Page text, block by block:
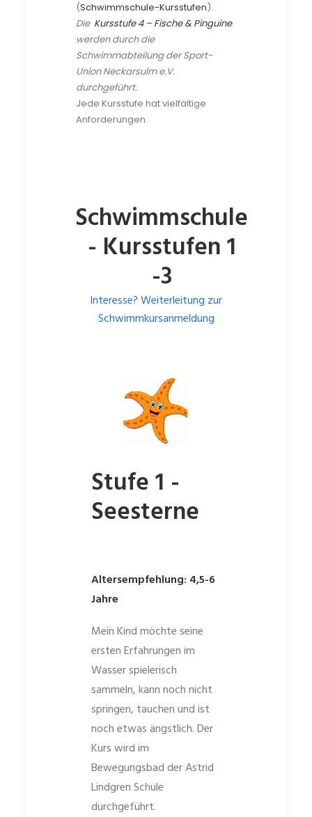
(Schwimmschule-Kursstufen).
Die Kursstufe 4 – Fische & Pinguine
werden durch die
Schwimmabteilung der Sport-
Union Neckarsulm e.V.
durchgeführt.
Jede Kursstufe hat vielfältige
Anforderungen.
Schwimmschule
- Kursstufen 1
-3
Interesse? Weiterleitung zur
Schwimmkursanmeldung
Stufe 1 -
Seesterne
Altersempfehlung: 4,5-6
Jahre
Mein Kind möchte seine
ersten Erfahrungen im
Wasser spielerisch
sammeln, kann noch nicht
springen, tauchen und ist
noch etwas ängstlich. Der
Kurs wird im
Bewegungsbad der Astrid
Lindgren Schule
durchgeführt.